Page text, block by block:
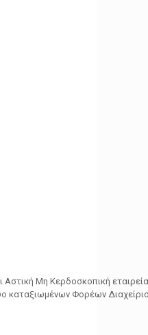
Μη Κερδοσκοπική
καταξιωμένων Φορέων